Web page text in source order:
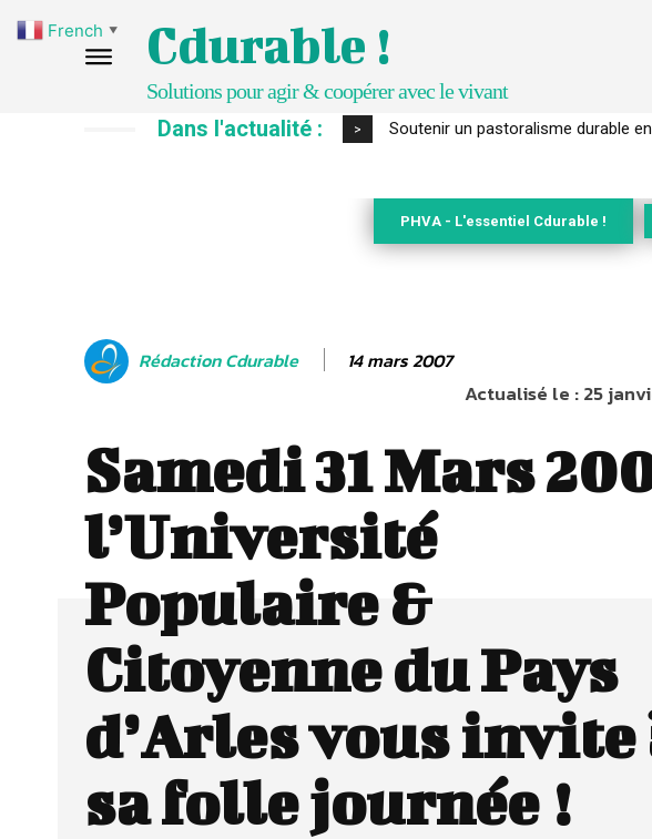
Cdurable !
Solutions pour agir & coopérer avec le vivant
Dans l'actualité : > S’inspirer de l’arbre pour un
PHVA - L'essentiel Cdurable !
Rédaction Cdurable 14 mars 2007
Actualisé le :25
Samedi 31 Mars
l’Université
Populaire &
Citoyenne du Pays
d’Arles vous invite
sa folle journée !
French ▼